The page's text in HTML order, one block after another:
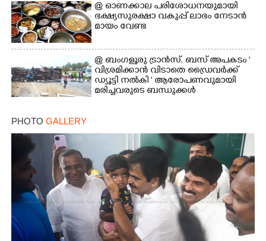
@​​​​​​​ ഓണക്കാല പരിശോധനയുമായി
ഭക്ഷ്യസുരക്ഷാ വകുപ്പ് ലാഭം നേടാൻ
മായം വേണ്ട
@ ബംഗളൂരു ട്രാൻസ്. ബസ് അപകടം '
വി​ശ്ര​മിക്കാൻ വിടാതെ ഡ്രൈ​വ​ർ​ക്ക്
ഡ്യൂട്ടി നൽകി ' ആരോപണവുമായി
മരിച്ചവരുടെ ബന്ധുക്കൾ
PHOTO GALLERY